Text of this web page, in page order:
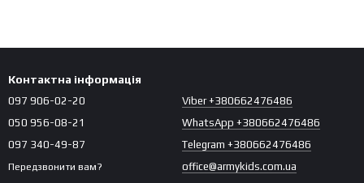
Контактна інформація
097 906-02-20
050 956-08-21
097 340-49-87
Передзвонити вам?
Viber +380662476486
WhatsApp +380662476486
Telegram +380662476486
office@armykids.com.ua